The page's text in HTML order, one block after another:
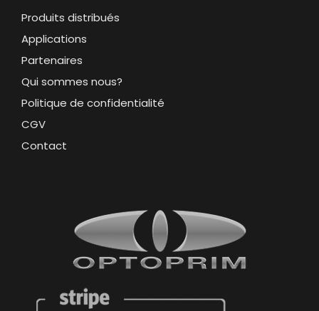
Produits distribués
Applications
Partenaires
Qui sommes nous?
Politique de confidentialité
CGV
Contact